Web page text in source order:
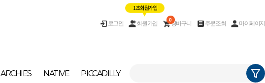
로그인 회원가입
1초 회원가입
장바구니
0
주문조회 마이페이지
ARCHIES NATIVE PICCADILLY